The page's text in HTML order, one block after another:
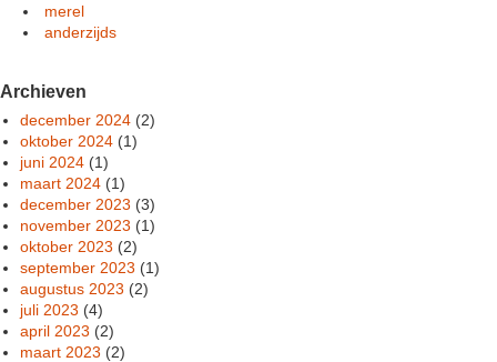
merel
anderzijds
Archieven
december 2024 (2)
oktober 2024 (1)
juni 2024 (1)
maart 2024 (1)
december 2023 (3)
november 2023 (1)
oktober 2023 (2)
september 2023 (1)
augustus 2023 (2)
juli 2023 (4)
april 2023 (2)
maart 2023 (2)